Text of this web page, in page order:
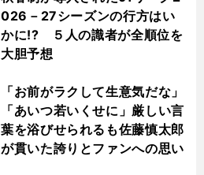
026－27シーズンの行方はい
かに!? ５人の識者が全順位を
大胆予想
「お前がラクして生意気だな」
「あいつ若いくせに」厳しい言
葉を浴びせられるも佐藤慎太郎
が貫いた誇りとファンへの思い